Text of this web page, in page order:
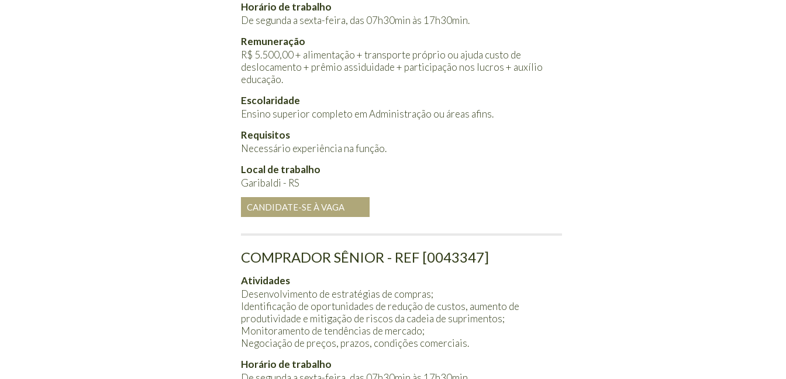
Horário de trabalho
De segunda a sexta-feira, das 07h30min às 17h30min.
Remuneração
R$ 5.500,00 + alimentação + transporte próprio ou ajuda custo de
deslocamento + prêmio assiduidade + participação nos lucros + auxílio
educação.
Escolaridade
Ensino superior completo em Administração ou áreas afins.
Requisitos
Necessário experiência na função.
Local de trabalho
Garibaldi - RS
CANDIDATE-SE À VAGA
COMPRADOR SÊNIOR - REF [0043347]
Atividades
Desenvolvimento de estratégias de compras;
Identificação de oportunidades de redução de custos, aumento de
produtividade e mitigação de riscos da cadeia de suprimentos;
Monitoramento de tendências de mercado;
Negociação de preços, prazos, condições comerciais.
Horário de trabalho